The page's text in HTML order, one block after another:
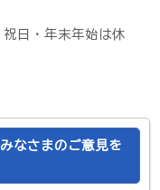
日・年末年始は休
なさまのご意見を